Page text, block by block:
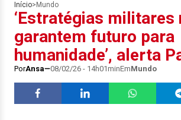
Início> Mundo
‘Estratégias militares
garantem futuro para
humanidade’, alerta
PorAnsa 08/02/26 - 14h01minEmMundo